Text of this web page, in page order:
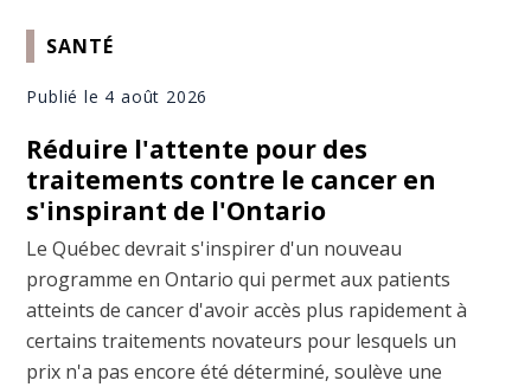
SANTÉ
Publié le 4 août 2026
Réduire l'attente pour des
traitements contre le cancer en
s'inspirant de l'Ontario
Le Québec devrait s'inspirer d'un nouveau
programme en Ontario qui permet aux patients
atteints de cancer d'avoir accès plus rapidement à
certains traitements novateurs pour lesquels un
prix n'a pas encore été déterminé, soulève une